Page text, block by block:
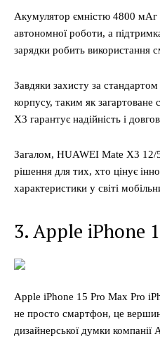
Акумулятор ємністю 4800 мАг
автономної роботи, а
зарядки робить використання
Завдяки захисту за
корпусу, таким як загартоване
X3 гарантує надійність і
Загалом, HUAWEI Mate X3 12/
рішення для тих, хто цінує
характеристики у світі
3. Apple iPhone
Apple iPhone 15 Pro Max Pro
не просто смартфон, це
дизайнерської думки компанії